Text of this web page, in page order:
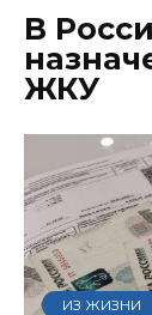
В
ЖКУ
ИЗ ЖИЗНИ